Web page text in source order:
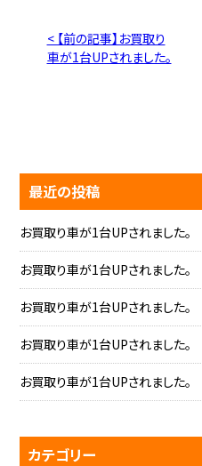
< 【前の記事】お買取り
車が1台UPされました。
最近の投稿
お買取り車が1台UPされました。
お買取り車が1台UPされました。
お買取り車が1台UPされました。
お買取り車が1台UPされました。
お買取り車が1台UPされました。
カテゴリー